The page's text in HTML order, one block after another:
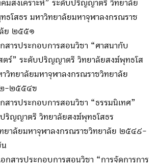
มสงเคราะห์” ระดับปริญญาตรี วิทยาลัย
ธโสธร มหาวิทยาลัยมหาจุฬาลงกรณราช
ย ๒๕๕๑
สารประกอบการสอนวิชา “ศาสนากับ
ตร์” ระดับปริญญาตรี วิทยาลัยสงฆ์พุทธโส
าวิทยาลัยมหาจุฬาลงกรณราชวิทยาลัย
-๒๕๕๔ฃ
สารประกอบการสอนวิชา “ธรรมนิเทศ”
ริญญาตรี วิทยาลัยสงฆ์พุทธโสธร
ยาลัยมหาจุฬาลงกรณราชวิทยาลัย ๒๕๔๙-
กสารประกอบการสอนวิชา “การจัดการการ